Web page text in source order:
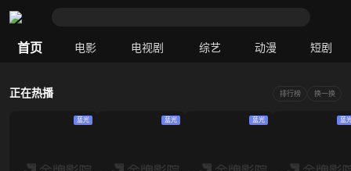
首页 电影 电视剧 综艺 动漫 短剧
正在热播 排行榜 换一换
蓝光 蓝光 蓝光 蓝